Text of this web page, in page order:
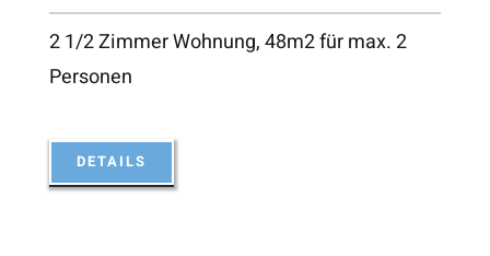
2 1/2 Zimmer Wohnung, 48m2 für max. 2
Personen
DETAILS